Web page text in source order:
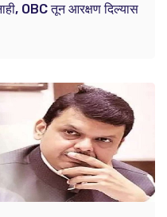
OBC तून आरक्षण दिल्यास